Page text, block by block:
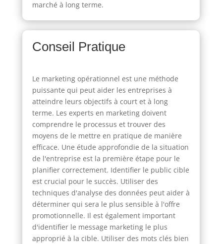
marché à long terme.
Conseil Pratique
Le marketing opérationnel est une méthode
puissante qui peut aider les entreprises à
atteindre leurs objectifs à court et à long
terme. Les experts en marketing doivent
comprendre le processus et trouver des
moyens de le mettre en pratique de manière
efficace. Une étude approfondie de la situation
de l'entreprise est la première étape pour le
planifier correctement. Identifier le public cible
est crucial pour le succès. Utiliser des
techniques d'analyse des données peut aider à
déterminer qui sera le plus sensible à l'offre
promotionnelle. Il est également important
d'identifier le message marketing le plus
approprié à la cible. Utiliser des mots clés bien